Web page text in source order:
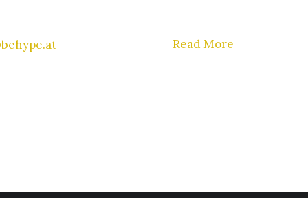
Read More